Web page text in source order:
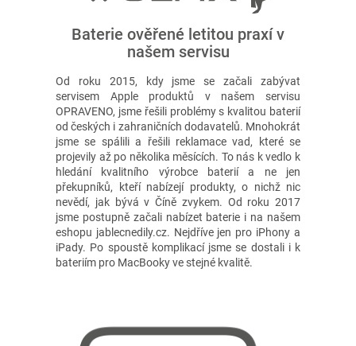
Baterie ověřené letitou praxí v
našem servisu
Od roku 2015, kdy jsme se začali zabývat
servisem Apple produktů v našem servisu
OPRAVENO, jsme řešili problémy s kvalitou baterií
od českých i zahraničních dodavatelů. Mnohokrát
jsme se spálili a řešili reklamace vad, které se
projevily až po několika měsících. To nás k vedlo k
hledání kvalitního výrobce baterií a ne jen
překupníků, kteří nabízejí produkty, o nichž nic
nevědí, jak bývá v Číně zvykem. Od roku 2017
jsme postupně začali nabízet baterie i na našem
eshopu jablecnedily.cz. Nejdříve jen pro iPhony a
iPady. Po spoustě komplikací jsme se dostali i k
bateriím pro MacBooky ve stejné kvalitě.